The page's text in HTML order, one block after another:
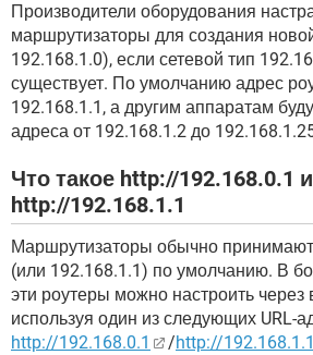
Производители оборудования
маршрутизаторы для создания
192.168.1.0), если сетевой тип
существует. По умолчанию адрес
192.168.1.1, а другим аппаратам
адреса от 192.168.1.2 до
Что такое http://192.168.0.1 и
http://192.168.1.1
Маршрутизаторы обычно
(или 192.168.1.1) по умолчанию. В
эти роутеры можно настроить через
используя один из следующих URL-
http://192.168.0.1
/http://192.168.1.1